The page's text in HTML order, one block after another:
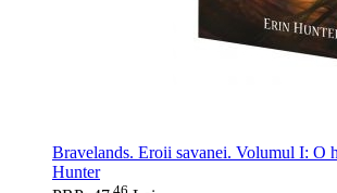
Bravelands. Eroii savanei. Volumul I: O
Hunter